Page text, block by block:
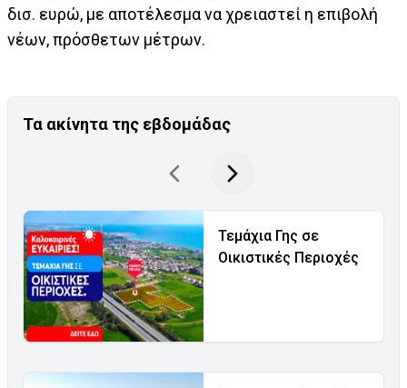
δισ. ευρώ, με αποτέλεσμα να χρειαστεί η επιβολή
νέων, πρόσθετων μέτρων.
Τα ακίνητα της εβδομάδας
Τεμάχια Γης σε
Οικιστικές Περιοχές